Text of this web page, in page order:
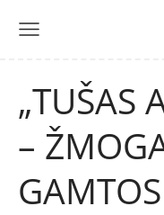
„TUŠAS
–